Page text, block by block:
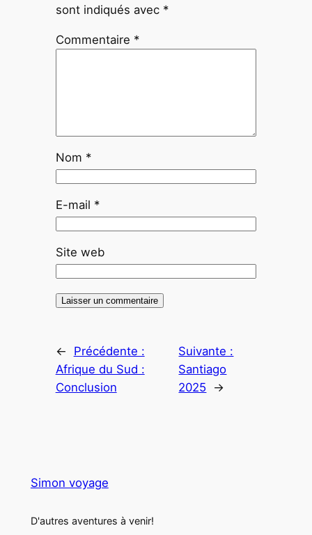
sont indiqués avec *
Commentaire *
Nom *
E-mail *
Site web
←
Précédente :
Afrique du Sud :
Conclusion
Suivante :
Santiago
2025
→
Simon voyage
D'autres aventures à venir!